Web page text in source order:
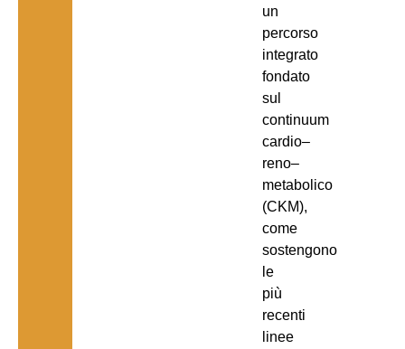
un
percorso
integrato
fondato
sul
continuum
cardio–
reno–
metabolico
(CKM),
come
sostengono
le
più
recenti
linee